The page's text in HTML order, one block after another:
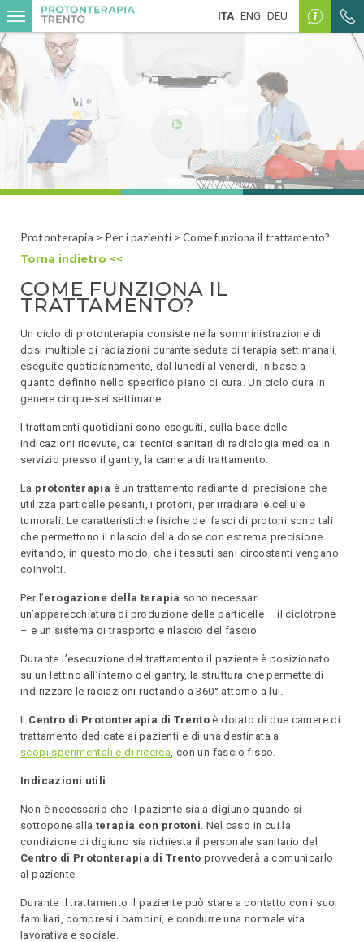
ITA ENG DEU
Protonterapia > Per i pazienti> Come funziona il trattamento?
Torna indietro <<
COME FUNZIONA IL
TRATTAMENTO?
Un ciclo di protonterapia consiste nella somministrazione di
dosi multiple di radiazioni durante sedute di terapia settimanali,
eseguite quotidianamente, dal lunedì al venerdì, in base a
quanto definito nello specifico piano di cura. Un ciclo dura in
genere cinque-sei settimane.
I trattamenti quotidiani sono eseguiti, sulla base delle
indicazioni ricevute, dai tecnici sanitari di radiologia medica in
servizio presso il gantry, la camera di trattamento.
La protonterapia è un trattamento radiante di precisione che
utilizza particelle pesanti, i protoni, per irradiare le cellule
tumorali. Le caratteristiche fisiche dei fasci di protoni sono tali
che permettono il rilascio della dose con estrema precisione
evitando, in questo modo, che i tessuti sani circostanti vengano
coinvolti.
Per l’erogazione della terapia sono necessari
un’apparecchiatura di produzione delle particelle – il ciclotrone
– e un sistema di trasporto e rilascio del fascio.
Durante l’esecuzione del trattamento il paziente è posizionato
su un lettino all’interno del gantry, la struttura che permette di
indirizzare le radiazioni ruotando a 360° attorno a lui.
Il Centro di Protonterapia di Trento è dotato di due camere di
trattamento dedicate ai pazienti e di una destinata a
scopi sperimentali e di ricerca, con un fascio fisso.
Indicazioni utili
Non è necessario che il paziente sia a digiuno quando si
sottopone alla terapia con protoni. Nel caso in cui la
condizione di digiuno sia richiesta il personale sanitario del
Centro di Protonterapia di Trento provvederà a comunicarlo
al paziente.
Durante il trattamento il paziente può stare a contatto con i suoi
familiari, compresi i bambini, e condurre una normale vita
lavorativa e sociale.